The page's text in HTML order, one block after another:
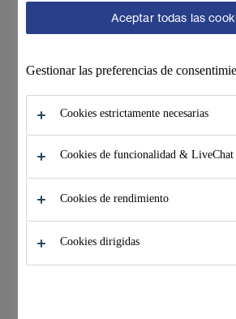
Aceptar todas las
Gestionar las preferencias de
Cookies estrictamente necesarias
Cookies de funcionalidad & LiveChat
Cookies de rendimiento
Cookies dirigidas